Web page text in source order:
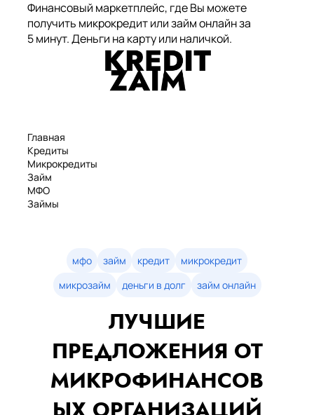
Финансовый маркетплейс, где Вы можете
получить микрокредит или займ онлайн за
5 минут. Деньги на карту или наличкой.
Главная
Кредиты
Микрокредиты
Займ
МФО
Займы
Займы онлайн
Денежные кредиты
мфо займ кредит
микрокредит
микрозайм
деньги в долг займ онлайн
ЛУЧШИЕ
ПРЕДЛОЖЕНИЯ ОТ
МИКРОФИНАНСОВ